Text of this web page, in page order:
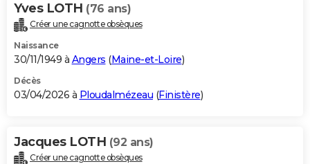
Yves LOTH (76 ans)
Créer une cagnotte obsèques
Naissance
30/11/1949 à Angers (Maine-et-Loire)
Décès
03/04/2026 à Ploudalmézeau (Finistère)
Jacques LOTH (92 ans)
Créer une cagnotte obsèques